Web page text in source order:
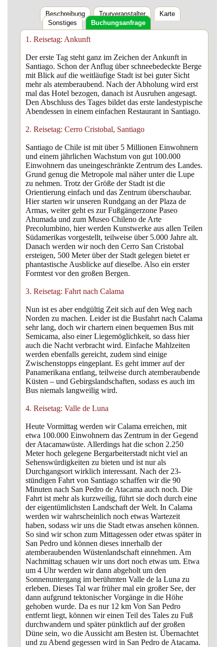
Beschreibung Tourveranstalter
Karte
Sonstiges
Buchungsanfrage
1. Reisetag: Ankunft
Der erste Tag steht ganz im Zeichen der Ankunft in
Santiago. Schon der Anflug über schneebedeckte Berge
mit Blick auf die weitläufige Stadt ist bei guter Sicht
mehr als atemberaubend. Nach der Abholung wird erst
mal das Hotel bezogen, danach ist Ausruhen angesagt.
Den Abschluss des Tages bildet das erste landestypische
Abendessen in einem einfachen Restaurant in Santiago.
2. Reisetag: Cerro Cristobal, Santiago
Santiago de Chile ist mit über 5 Millionen Einwohnern
und einem jährlichen Wachstum von gut 100.000
Einwohnern das uneingeschränkte Zentrum des Landes.
Grund genug die Metropole mal näher unter die Lupe
zu nehmen. Trotz der Größe der Stadt ist die
Orientierung einfach und das Zentrum überschaubar.
Hier starten wir unseren Rundgang an der Plaza de
Armas, weiter geht es zur Fußgängerzone Paseo
Ahumada und zum Museo Chileno de Arte
Precolumbino, hier werden Kunstwerke aus allen Teilen
Südamerikas vorgestellt, teilweise über 5.000 Jahre alt.
Danach werden wir noch den Cerro San Cristobal
ersteigen, 500 Meter über der Stadt gelegen bietet er
phantastische Ausblicke auf dieselbe. Also ein erster
Formtest vor den großen Bergen.
3. Reisetag: Fahrt nach Calama
Nun ist es aber endgültig Zeit sich auf den Weg nach
Norden zu machen. Leider ist die Busfahrt nach Calama
sehr lang, doch wir chartern einen bequemen Bus mit
Semicama, also einer Liegemöglichkeit, so dass hier
auch die Nacht verbracht wird. Einfache Mahlzeiten
werden ebenfalls gereicht, zudem sind einige
Zwischenstopps eingeplant. Es geht immer auf der
Panamerikana entlang, teilweise durch atemberaubende
Küsten – und Gebirgslandschaften, sodass es auch im
Bus niemals langweilig wird.
4. Reisetag: Valle de Luna
Heute Vormittag werden wir Calama erreichen, mit
etwa 100.000 Einwohnern das Zentrum in der Gegend
der Atacamawüste. Allerdings hat die schon 2.250
Meter hoch gelegene Bergarbeiterstadt nicht viel an
Sehenswürdigkeiten zu bieten und ist nur als
Durchgangsort wirklich interessant. Nach der 23-
stündigen Fahrt von Santiago schaffen wir die 90
Minuten nach San Pedro de Atacama auch noch. Die
Fahrt ist mehr als kurzweilig, führt sie doch durch eine
der eigentümlichsten Landschaft der Welt. In Calama
werden wir wahrscheinlich noch etwas Wartezeit
haben, sodass wir uns die Stadt etwas ansehen können.
So sind wir schon zum Mittagessen oder etwas später in
San Pedro und können dieses innerhalb der
atemberaubenden Wüstenlandschaft einnehmen. Am
Nachmittag schauen wir uns dort noch etwas um. Etwa
um 4 Uhr werden wir dann abgeholt um den
Sonnenuntergang im berühmten Valle de la Luna zu
erleben. Dieses Tal war früher mal ein großer See, der
dann aufgrund tektonischer Vorgänge in die Höhe
gehoben wurde. Da es nur 12 km Von San Pedro
entfernt liegt, können wir einen Teil des Tales zu Fuß
durchwandern und später pünktlich auf der großen
Düne sein, wo die Aussicht am Besten ist. Übernachtet
und zu Abend gegessen wird in San Pedro de Atacama.